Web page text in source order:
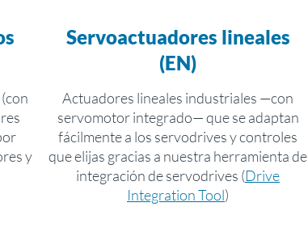
y
Servoactuadores lineales
(EN)
Actuadores lineales industriales —con
servomotor integrado— que se adaptan
fácilmente a los servodrives y controles
que elijas gracias a nuestra herramienta de
integración de servodrives (Drive
Integration Tool)